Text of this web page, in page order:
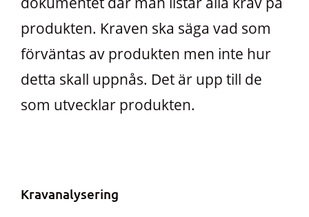
produkten. Kraven ska säga vad som
förväntas av produkten men inte hur
detta skall uppnås. Det är upp till de
som utvecklar produkten.
Kravanalysering